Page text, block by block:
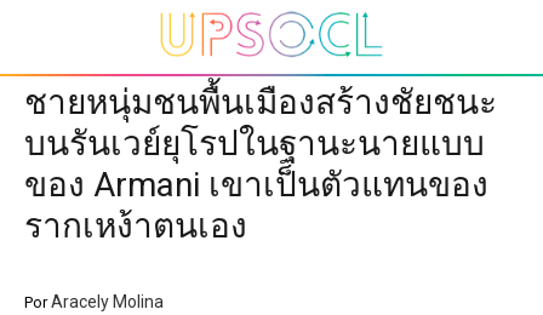
ชายหนุ่มชนพื้นเมืองสร้างชัยชนะ
บนรันเวย์ยุโรปในฐานะนายแบบ
ของ Armani เขาเป็นตัวแทนของ
รากเหง้าตนเอง
PorAracely Molina